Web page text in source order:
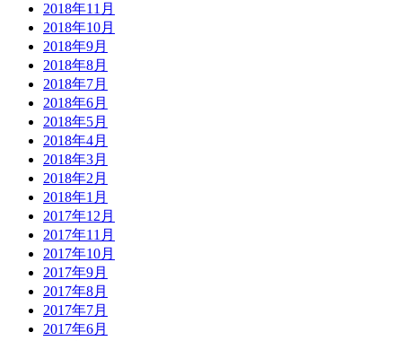
2018年11月
2018年10月
2018年9月
2018年8月
2018年7月
2018年6月
2018年5月
2018年4月
2018年3月
2018年2月
2018年1月
2017年12月
2017年11月
2017年10月
2017年9月
2017年8月
2017年7月
2017年6月